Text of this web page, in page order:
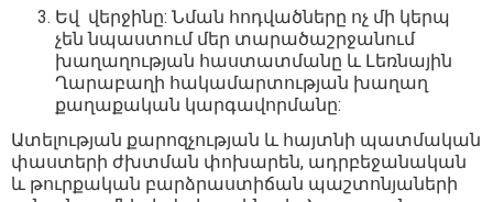
Եվ վերջինը: Նման հոդվածները ոչ մի կերպ
չեն նպաստում մեր տարածաշրջանում
խաղաղության հաստատմանը և Լեռնային
Ղարաբաղի հակամարտության խաղաղ
քաղաքական կարգավորմանը:
Ատելության քարոզչության և հայտնի պատմական
փաստերի ժխտման փոխարեն, ադրբեջանական
և թուրքական բարձրաստիճան պաշտոնյաների